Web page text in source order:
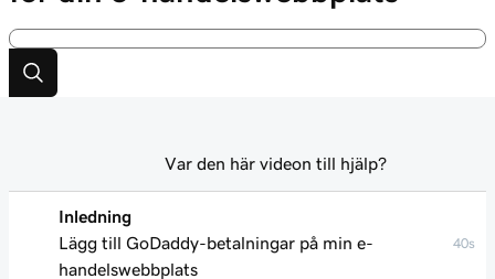
Inledning
Lägg till GoDaddy-betalningar på min e-
handelswebbplats
40s
Var den här videon till hjälp?